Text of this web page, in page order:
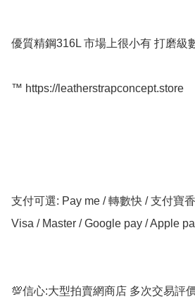
優質精鋼316L 市場上很小有 打磨級
™️ https://leatherstrapconcept.store
支付可選: Pay me / 轉數快 / 支付寶
Visa / Master / Google pay / Apple
💯信心:大型拍賣網商店 多次交易評